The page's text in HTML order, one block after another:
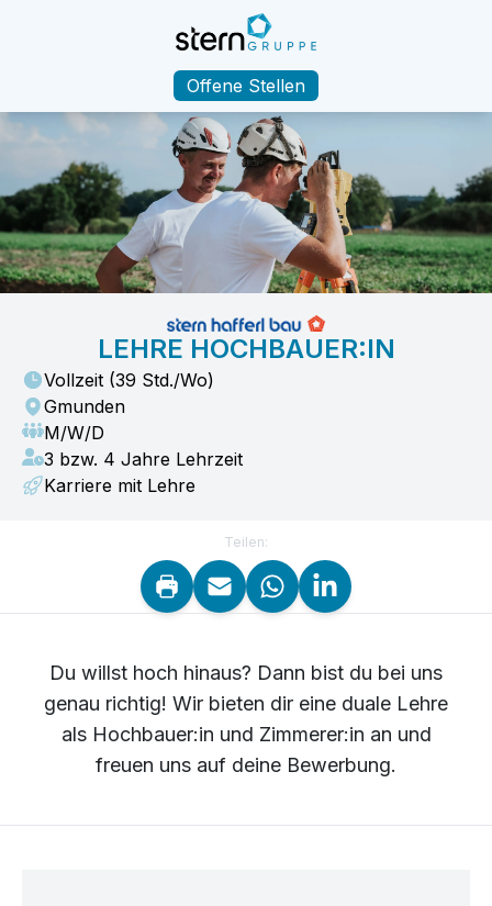
Offene Stellen
LEHRE HOCHBAUER:IN
Vollzeit (39 Std./Wo)
Gmunden
M/W/D
3 bzw. 4 Jahre Lehrzeit
Karriere mit Lehre
Teilen:
Du willst hoch hinaus? Dann bist du bei uns
genau richtig! Wir bieten dir eine duale Lehre
als Hochbauer:in und Zimmerer:in an und
freuen uns auf deine Bewerbung.